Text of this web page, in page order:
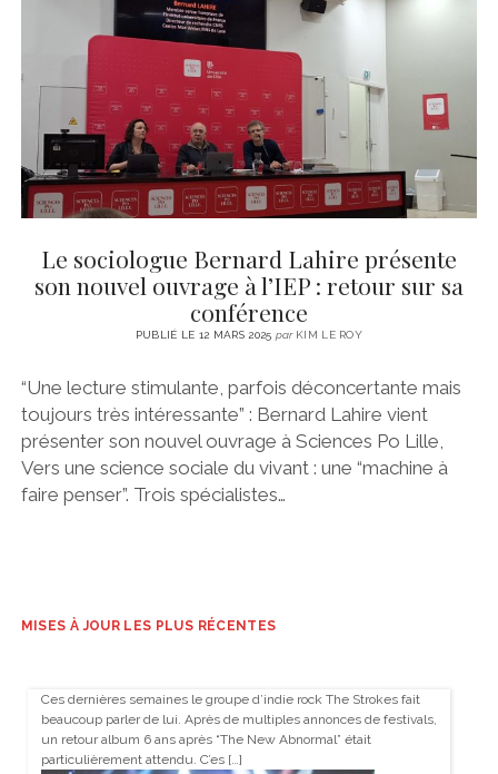
CINÉMA
LITTÉRATURE
ÉCONOMIE
MÉDIAS
SANTÉ
instagramemailemail-
Le sociologue Bernard Lahire présente
son nouvel ouvrage à l’IEP : retour sur sa
conférence
PUBLIÉ LE 12 MARS 2025 parKIM LE ROY
“Une lecture stimulante, parfois déconcertante mais
toujours très intéressante” : Bernard Lahire vient
présenter son nouvel ouvrage à Sciences Po Lille,
Vers une science sociale du vivant : une “machine à
faire penser”. Trois spécialistes…
MISES À JOUR LES PLUS RÉCENTES
Ces dernières semaines le groupe d’indie rock The Strokes fait
beaucoup parler de lui. Après de multiples annonces de festivals,
un retour album 6 ans après “The New Abnormal” était
particulièrement attendu. C’es […]